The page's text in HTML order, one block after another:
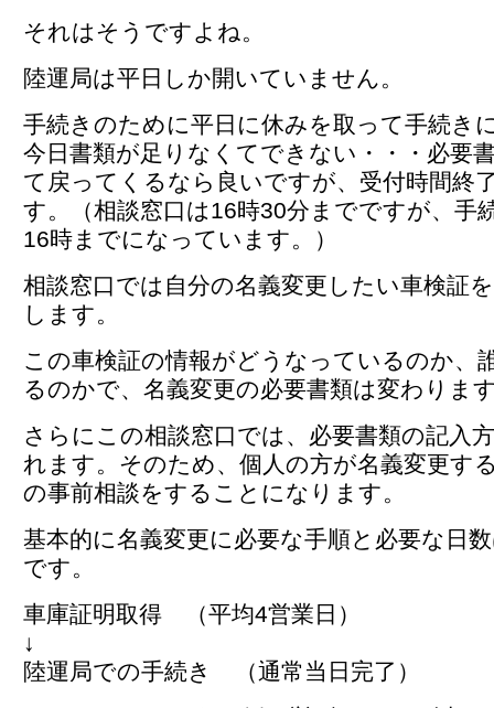
それはそうですよね。
陸運局は平日しか開いていません。
手続きのために平日に休みを取って手続き
今日書類が足りなくてできない・・・必要
て戻ってくるなら良いですが、受付時間終
す。（相談窓口は16時30分までですが、手
16時までになっています。）
相談窓口では自分の名義変更したい車検証
します。
この車検証の情報がどうなっているのか、
るのかで、名義変更の必要書類は変わりま
さらにこの相談窓口では、必要書類の記入
れます。そのため、個人の方が名義変更す
の事前相談をすることになります。
基本的に名義変更に必要な手順と必要な日
です。
車庫証明取得 （平均4営業日）
↓
陸運局での手続き （通常当日完了）